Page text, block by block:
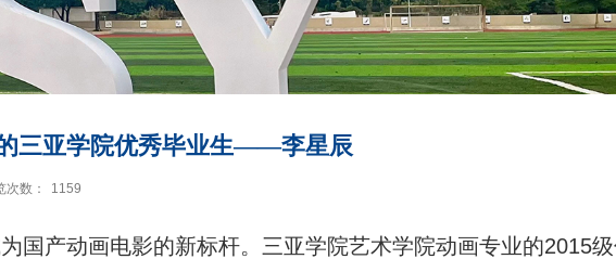
三亚学院优秀毕业生——李星辰
次数： 1159
国产动画电影的新标杆。三亚学院艺术学院动画专业的2015